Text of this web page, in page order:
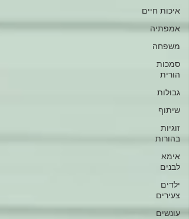
איכות חיים
אמפתיה
משפחה
סמכות
הורית
גבולות
שיתוף
זוגיות
בהורות
אימא
לבנים
ילדים
צעירים
עונשים